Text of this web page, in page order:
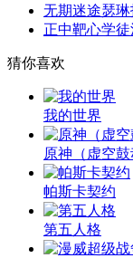
无期迷途瑟
正中靶心学
猜你喜欢
我的世界
原神（虚空鼓
帕斯卡契约
第五人格